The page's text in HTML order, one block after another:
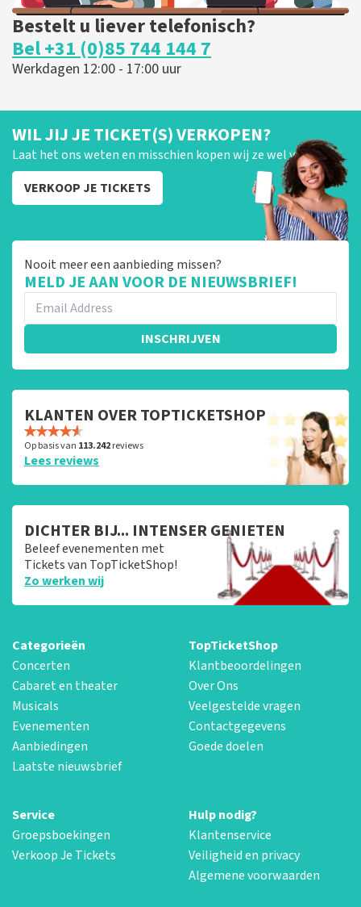
Bestelt u liever telefonisch?
Bel +31 (0)85 744 144 7
Werkdagen 12:00 - 17:00 uur
WIL JIJ JE TICKET(S) VERKOPEN?
Laat het ons weten en misschien kopen wij ze wel van je!
VERKOOP JE TICKETS
Nooit meer een aanbieding missen?
MELD JE AAN VOOR DE NIEUWSBRIEF!
INSCHRIJVEN
KLANTEN OVER TOPTICKETSHOP
Op basis van 113.242reviews
Lees reviews
DICHTER BIJ... INTENSER GENIETEN
Beleef evenementen met
Tickets van TopTicketShop!
Zo werken wij
Categorieën
Concerten
Cabaret en theater
Musicals
Evenementen
Aanbiedingen
Laatste nieuwsbrief
TopTicketShop
Klantbeoordelingen
Over Ons
Veelgestelde vragen
Contactgegevens
Goede doelen
Service
Groepsboekingen
Verkoop Je Tickets
Hulp nodig?
Klantenservice
Veiligheid en privacy
Algemene voorwaarden